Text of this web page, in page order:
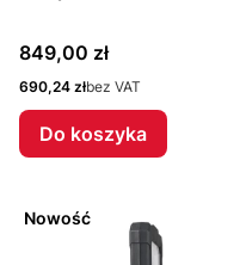
Cena
849,00 zł
Cena
690,24 złbez VAT
Do koszyka
Nowość